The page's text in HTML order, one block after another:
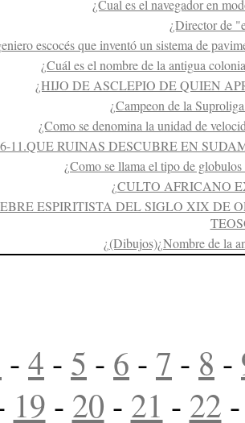
¿Cual es el navegador en
¿Director de
escocés que inventó un sistema de
¿Cuál es el nombre de la antigua
¿HIJO DE ASCLEPIO DE QUIEN
¿Campeon de la
¿Como se denomina la unidad de
6-11.QUE RUINAS DESCUBRE EN
¿Como se llama el tipo de
¿CULTO AFRICANO
ESPIRITISTA DEL SIGLO XIX DE
¿(Dibujos)¿Nombre de la
- 4 - 5 - 6 - 7 - 8 -
19 - 20 - 21 - 22